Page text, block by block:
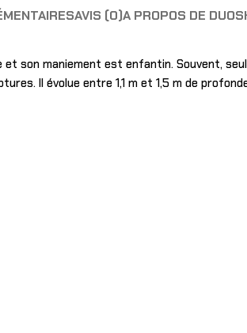
AVIS (0)A PROPOS DE DUO
et son maniement est enfantin. Souvent,
Il évolue entre 1,1 m et 1,5 m de